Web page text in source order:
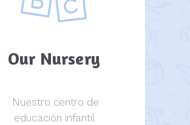
Our Nursery
Nuestro centro de
educación infantil